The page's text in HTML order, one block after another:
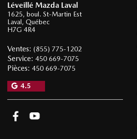
Léveillé Mazda Laval
1625, boul. St-Martin Est
Laval, Québec
H7G 4R4
Ventes: (855) 775-1202
Service: 450 669-7075
Pièces: 450 669-7075
4.5